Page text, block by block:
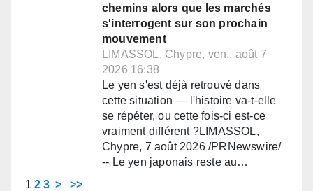
chemins alors que les marchés
s'interrogent sur son prochain
mouvement
LIMASSOL, Chypre, ven., août 7
2026 16:38
Le yen s'est déjà retrouvé dans
cette situation — l'histoire va-t-elle
se répéter, ou cette fois-ci est-ce
vraiment différent ?LIMASSOL,
Chypre, 7 août 2026 /PRNewswire/
-- Le yen japonais reste au…
1 2 3 > >>